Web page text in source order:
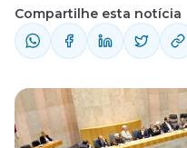
Compartilhe esta notícia